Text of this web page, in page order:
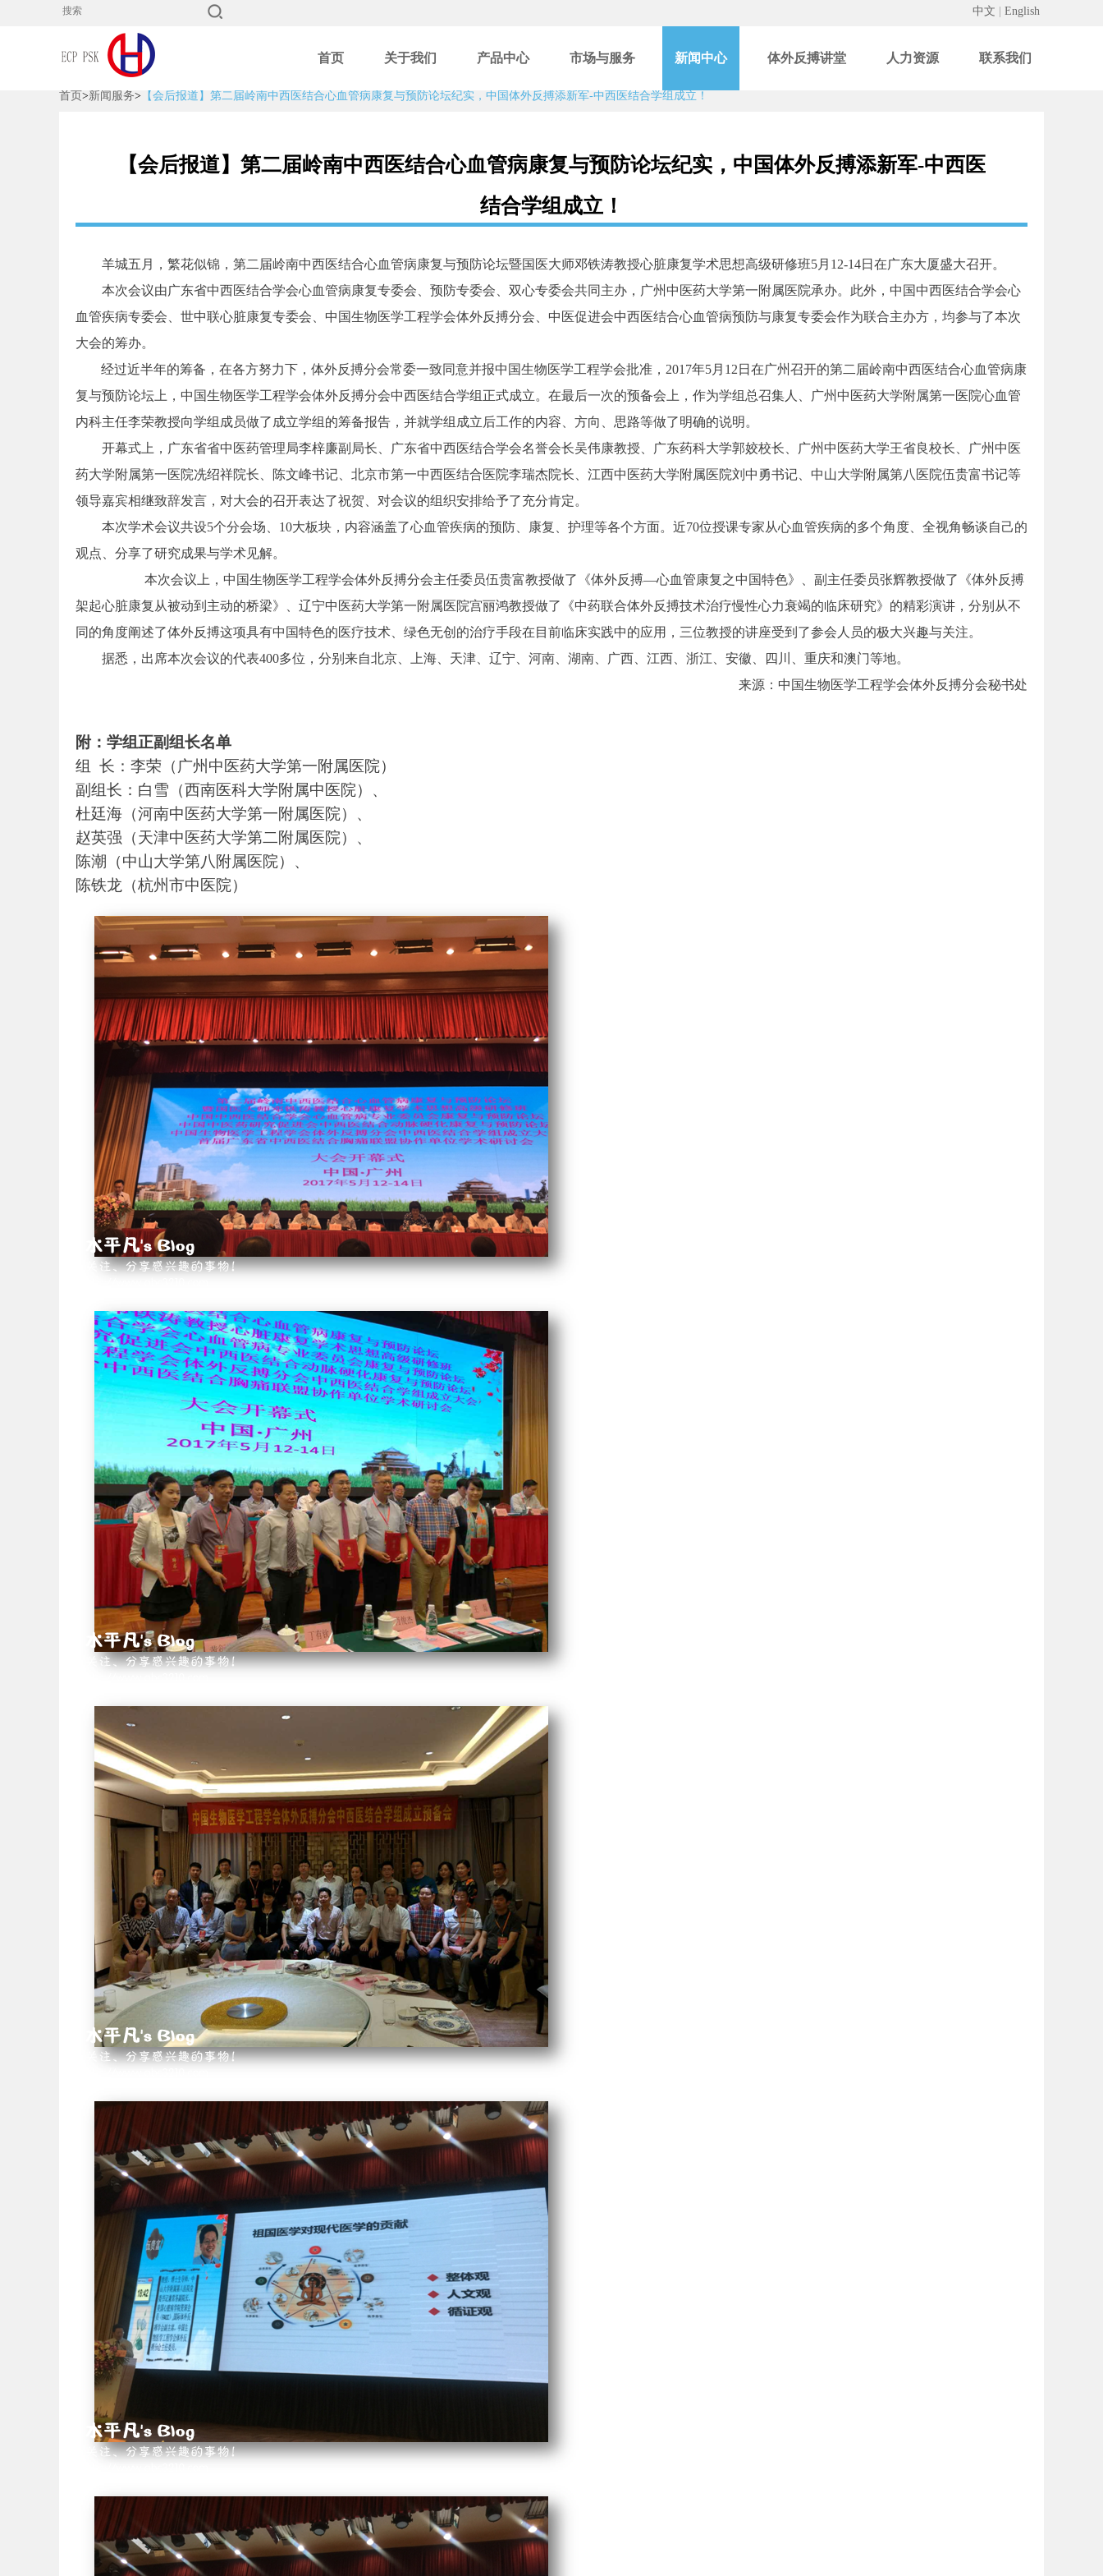
中文 English
首页 关于我们 产品中心 市场与服务 新闻中心 体外反搏讲堂 人力资源 联系我们
首页 >新闻服务> 【会后报道】第二届岭南中西医结合心血管病康复与预防论坛纪实，中国体外反搏添新军-中西医结合学组成立！
【会后报道】第二届岭南中西医结合心血管病康复与预防论坛纪实，中国体外反搏添新军-中西医
结合学组成立！
羊城五月，繁花似锦，第二届岭南中西医结合心血管病康复与预防论坛暨国医大师邓铁涛教授心脏康复学术思想高级研修班5月12-14日在广东大厦盛大召开。
本次会议由广东省中西医结合学会心血管病康复专委会、预防专委会、双心专委会共同主办，广州中医药大学第一附属医院承办。此外，中国中西医结合学会心
血管疾病专委会、世中联心脏康复专委会、中国生物医学工程学会体外反搏分会、中医促进会中西医结合心血管病预防与康复专委会作为联合主办方，均参与了本次
大会的筹办。
经过近半年的筹备，在各方努力下，体外反搏分会常委一致同意并报中国生物医学工程学会批准，2017年5月12日在广州召开的第二届岭南中西医结合心血管病康
复与预防论坛上，中国生物医学工程学会体外反搏分会中西医结合学组正式成立。在最后一次的预备会上，作为学组总召集人、广州中医药大学附属第一医院心血管
内科主任李荣教授向学组成员做了成立学组的筹备报告，并就学组成立后工作的内容、方向、思路等做了明确的说明。
开幕式上，广东省省中医药管理局李梓廉副局长、广东省中西医结合学会名誉会长吴伟康教授、广东药科大学郭姣校长、广州中医药大学王省良校长、广州中医
药大学附属第一医院冼绍祥院长、陈文峰书记、北京市第一中西医结合医院李瑞杰院长、江西中医药大学附属医院刘中勇书记、中山大学附属第八医院伍贵富书记等
领导嘉宾相继致辞发言，对大会的召开表达了祝贺、对会议的组织安排给予了充分肯定。
本次学术会议共设5个分会场、10大板块，内容涵盖了心血管疾病的预防、康复、护理等各个方面。近70位授课专家从心血管疾病的多个角度、全视角畅谈自己的
观点、分享了研究成果与学术见解。
本次会议上，中国生物医学工程学会体外反搏分会主任委员伍贵富教授做了《体外反搏—心血管康复之中国特色》、副主任委员张辉教授做了《体外反搏
架起心脏康复从被动到主动的桥梁》、辽宁中医药大学第一附属医院宫丽鸿教授做了《中药联合体外反搏技术治疗慢性心力衰竭的临床研究》的精彩演讲，分别从不
同的角度阐述了体外反搏这项具有中国特色的医疗技术、绿色无创的治疗手段在目前临床实践中的应用，三位教授的讲座受到了参会人员的极大兴趣与关注。
据悉，出席本次会议的代表400多位，分别来自北京、上海、天津、辽宁、河南、湖南、广西、江西、浙江、安徽、四川、重庆和澳门等地。
来源：中国生物医学工程学会体外反搏分会秘书处
附：学组正副组长名单
组 长：李荣（广州中医药大学第一附属医院）
副组长：白雪（西南医科大学附属中医院）、
杜廷海（河南中医药大学第一附属医院）、
赵英强（天津中医药大学第二附属医院）、
陈潮（中山大学第八附属医院）、
陈铁龙（杭州市中医院）